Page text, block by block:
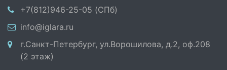
+7(812)946-25-05 (СПб)
info@iglara.ru
г.Санкт-Петербург, ул.Ворошилова, д.2, оф.208
(2 этаж)